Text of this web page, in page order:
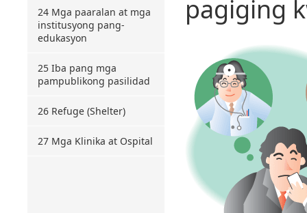
24 Mga paaralan at mga
institusyong pang-
edukasyon
25 Iba pang mga
pampublikong pasilidad
26 Refuge (Shelter)
27 Mga Klinika at Ospital
pagiging